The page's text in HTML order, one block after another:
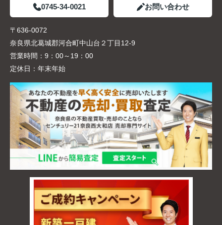
0745-34-0021 お問い合わせ
〒636-0072
奈良県北葛城郡河合町中山台２丁目12-9
営業時間： 9：00～19：00
定休日： 年末年始